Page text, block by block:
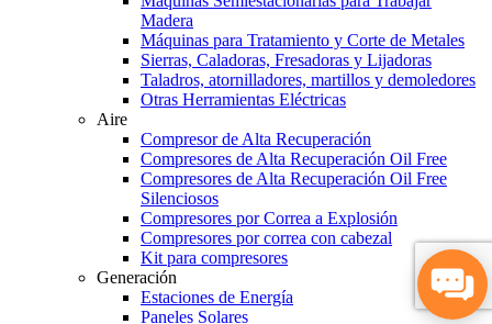
Madera
Máquinas para Tratamiento y Corte de Metales
Sierras, Caladoras, Fresadoras y Lijadoras
Taladros, atornilladores, martillos y demoledores
Otras Herramientas Eléctricas
Aire
Compresor de Alta Recuperación
Compresores de Alta Recuperación Oil Free
Compresores de Alta Recuperación Oil Free
Silenciosos
Compresores por Correa a Explosión
Compresores por correa con cabezal
Kit para compresores
Generación
Estaciones de Energía
Paneles Solares